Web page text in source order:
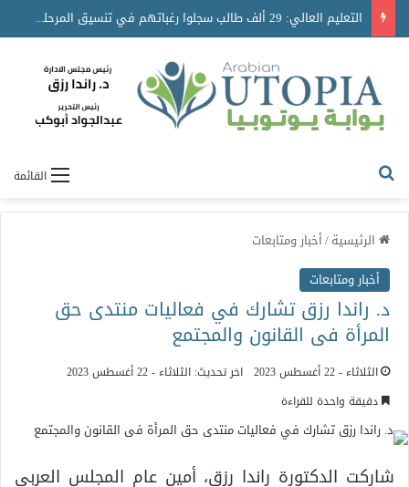
الهيئة العربية للاستثمار والإنماء الزراعي توسّع شراكاتها الاستراتيجية في المملكة العربية السعودية لاستقطاب استثمارات نوعية تعزز الأمن الغذائي العربي
القائمة
الرئيسية/أخبار ومتابعات
أخبار ومتابعات
د. راندا رزق تشارك في فعاليات منتدى حق
المرأة فى القانون والمجتمع
الثلاثاء - 22 أغسطس 2023
اخر تحديث: الثلاثاء - 22 أغسطس 2023
دقيقة واحدة للقراءة
شاركت الدكتورة راندا رزق، أمين عام المجلس العربي